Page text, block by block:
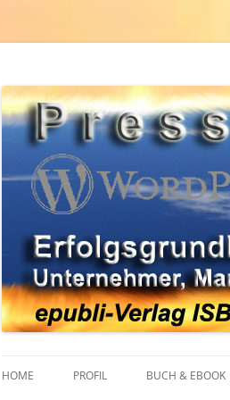
Zum
WordPress
HOME PROFIL BUCH & EBOOK